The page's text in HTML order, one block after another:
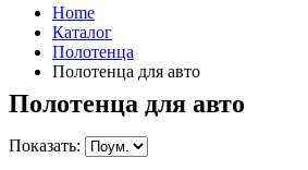
Home
Каталог
Полотенца
Полотенца для авто
Полотенца для авто
Показать: